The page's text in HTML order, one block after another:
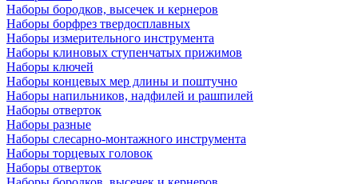
Наборы бородков, высечек и кернеров
Наборы борфрез твердосплавных
Наборы измерительного инструмента
Наборы клиновых ступенчатых прижимов
Наборы ключей
Наборы концевых мер длины и поштучно
Наборы напильников, надфилей и рашпилей
Наборы отверток
Наборы разные
Наборы слесарно-монтажного инструмента
Наборы торцевых головок
Наборы отверток